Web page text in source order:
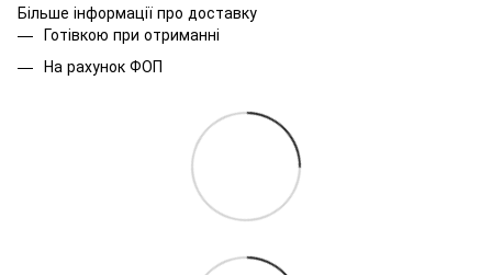
Більше інформації про доставку
Готівкою при отриманні
На рахунок ФОП